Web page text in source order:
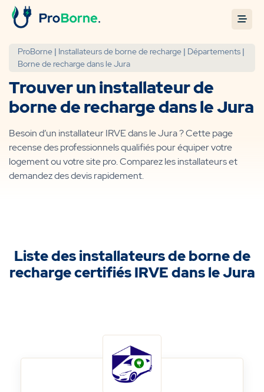
ProBorne | Installateurs de borne de recharge | Départements |
Borne de recharge dans le Jura
Trouver un installateur de
borne de recharge dans le Jura
Besoin d’un installateur IRVE dans le Jura ? Cette page
recense des professionnels qualifiés pour équiper votre
logement ou votre site pro. Comparez les installateurs et
demandez des devis rapidement.
Liste des installateurs de borne de
recharge certifiés IRVE dans le Jura